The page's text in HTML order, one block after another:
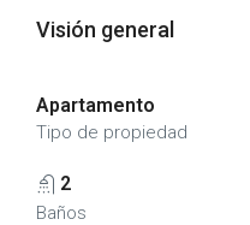
Visión general
Apartamento
Tipo de propiedad
2
Baños